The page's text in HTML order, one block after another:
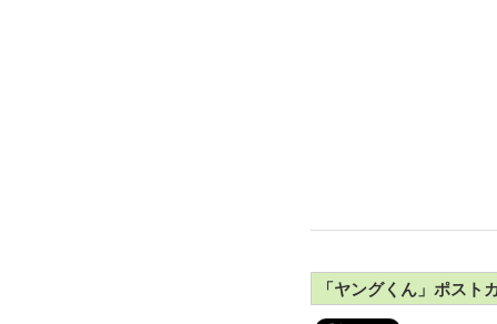
「ヤングくん」ポスト